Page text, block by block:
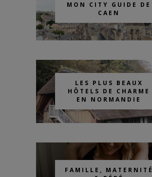
MON CITY GUIDE DE
CAEN
LES PLUS BEAUX
HÔTELS DE CHARME
EN NORMANDIE
FAMILLE, MATERNITÉ